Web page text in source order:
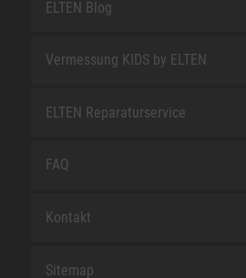
ELTEN Blog
Vermessung KIDS by ELTEN
ELTEN Reparaturservice
FAQ
Kontakt
Sitemap